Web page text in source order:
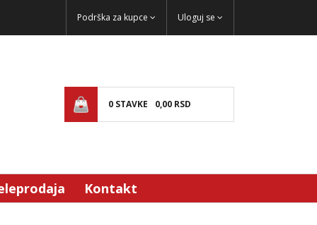
Podrška za kupce Uloguj se
0 STAVKE 0,00 RSD
Kontakt